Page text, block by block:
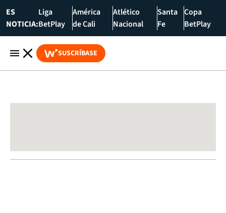
ES
NOTICIA:
Liga
BetPlay
América
de Cali
Atlético
Nacional
Santa
Fe
Copa
BetPlay
SUSCRÍBASE